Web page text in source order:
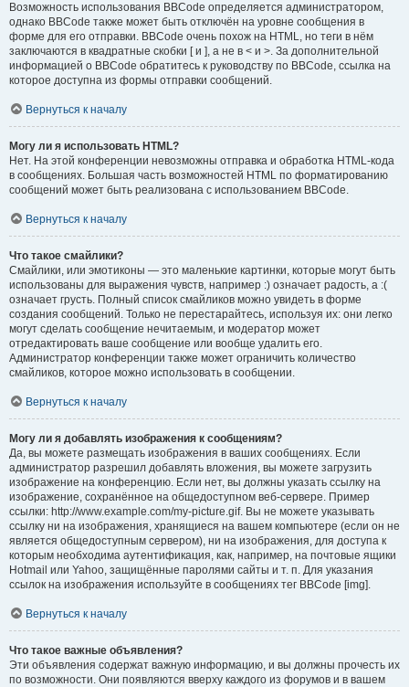
Возможность использования BBCode определяется администратором,
однако BBCode также может быть отключён на уровне сообщения в
форме для его отправки. BBCode очень похож на HTML, но теги в нём
заключаются в квадратные скобки [ и ], а не в < и >. За дополнительной
информацией о BBCode обратитесь к руководству по BBCode, ссылка на
которое доступна из формы отправки сообщений.
Вернуться к началу
Могу ли я использовать HTML?
Нет. На этой конференции невозможны отправка и обработка HTML-кода
в сообщениях. Большая часть возможностей HTML по форматированию
сообщений может быть реализована с использованием BBCode.
Вернуться к началу
Что такое смайлики?
Смайлики, или эмотиконы — это маленькие картинки, которые могут быть
использованы для выражения чувств, например :) означает радость, а :(
означает грусть. Полный список смайликов можно увидеть в форме
создания сообщений. Только не перестарайтесь, используя их: они легко
могут сделать сообщение нечитаемым, и модератор может
отредактировать ваше сообщение или вообще удалить его.
Администратор конференции также может ограничить количество
смайликов, которое можно использовать в сообщении.
Вернуться к началу
Могу ли я добавлять изображения к сообщениям?
Да, вы можете размещать изображения в ваших сообщениях. Если
администратор разрешил добавлять вложения, вы можете загрузить
изображение на конференцию. Если нет, вы должны указать ссылку на
изображение, сохранённое на общедоступном веб-сервере. Пример
ссылки: http://www.example.com/my-picture.gif. Вы не можете указывать
ссылку ни на изображения, хранящиеся на вашем компьютере (если он не
является общедоступным сервером), ни на изображения, для доступа к
которым необходима аутентификация, как, например, на почтовые ящики
Hotmail или Yahoo, защищённые паролями сайты и т. п. Для указания
ссылок на изображения используйте в сообщениях тег BBCode [img].
Вернуться к началу
Что такое важные объявления?
Эти объявления содержат важную информацию, и вы должны прочесть их
по возможности. Они появляются вверху каждого из форумов и в вашем